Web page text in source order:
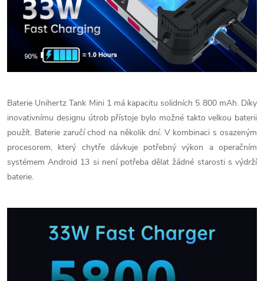
Baterie Unihertz Tank Mini 1 má kapacitu solidních 5 800 mAh. Díky
inovativnímu designu útrob přístoje bylo možné takto velkou baterii
použít. Baterie zaručí chod na několik dní. V kombinaci s osazeným
procesorem, který chytře dávkuje potřebný výkon a operačním
systémem Android 13 si není potřeba dělat žádné starosti s výdrží
baterie.